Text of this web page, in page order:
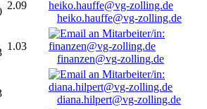
2.09
heiko.hauffe@vg-zolling.de
1.03
finanzen@vg-zolling.de
diana.hilpert@vg-zolling.de